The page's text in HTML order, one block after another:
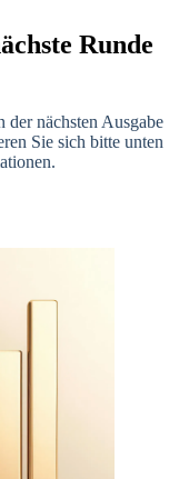
Runde
der nächsten Ausgabe
Sie sich bitte unten